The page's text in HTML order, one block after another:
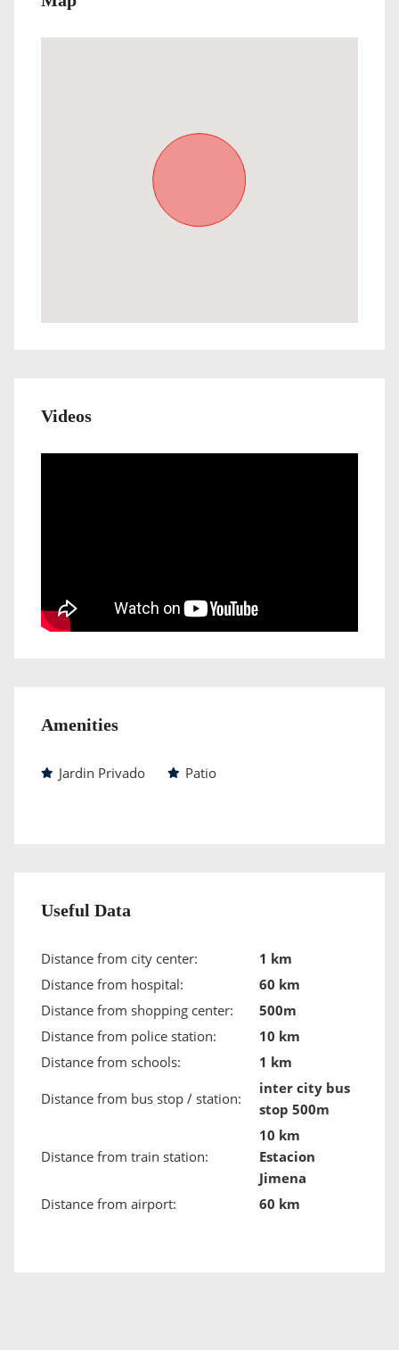
Videos
Amenities
Jardin Privado Patio
Useful Data
Distance from city center:
1 km
Distance from hospital:
60 km
Distance from shopping center:
500m
Distance from police station:
10 km
Distance from schools:
1 km
Distance from bus stop / station:
inter city bus
stop 500m
Distance from train station:
10 km
Estacion
Jimena
Distance from airport:
60 km